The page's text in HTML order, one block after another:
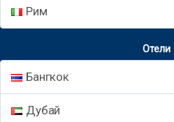
Рим
Отели
Бангкок
Дубай